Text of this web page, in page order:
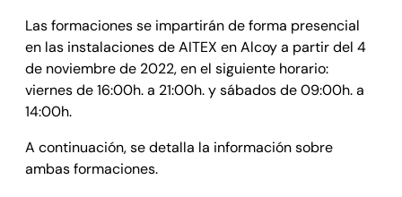
Las formaciones se impartirán de forma presencial
en las instalaciones de AITEX en Alcoy a partir del 4
de noviembre de 2022, en el siguiente horario:
viernes de 16:00h. a 21:00h. y sábados de 09:00h. a
14:00h.
A continuación, se detalla la información sobre
ambas formaciones.